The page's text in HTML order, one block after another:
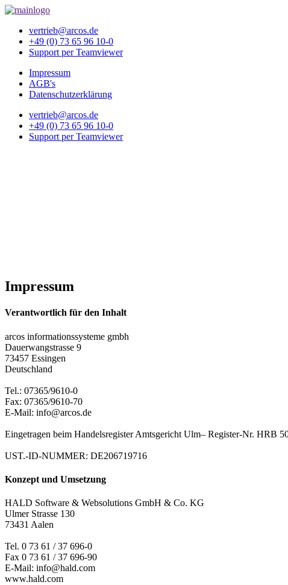
vertrieb@arcos.de
+49 (0) 73 65 96 10-0
Support per Teamviewer
Impressum
AGB's
Datenschutzerklärung
vertrieb@arcos.de
+49 (0) 73 65 96 10-0
Support per Teamviewer
Impressum
Verantwortlich für den Inhalt
arcos informationssysteme gmbh
Dauerwangstrasse 9
73457 Essingen
Deutschland
Tel.: 07365/9610-0
Fax: 07365/9610-70
E-Mail: info@arcos.de
Eingetragen beim Handelsregister Amtsgericht Ulm– Register-Nr. HRB
UST.-ID-NUMMER: DE206719716
Konzept und Umsetzung
HALD Software & Websolutions GmbH & Co. KG
Ulmer Strasse 130
73431 Aalen
Tel. 0 73 61 / 37 696-0
Fax 0 73 61 / 37 696-90
E-Mail: info@hald.com
www.hald.com